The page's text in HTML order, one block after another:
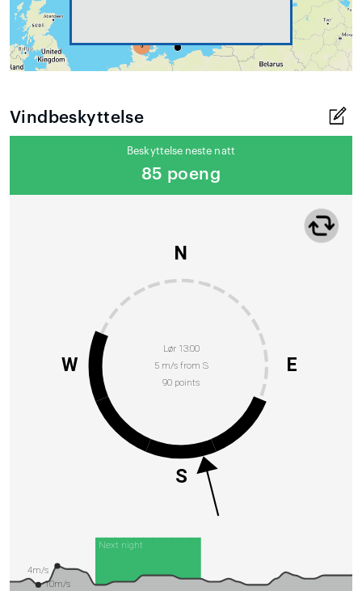
Vindbeskyttelse
Beskyttelse neste natt
85 poeng
Lør 13:00
5 m/s from S
90 points
N
E
S
W
Next night
10m/s
4m/s